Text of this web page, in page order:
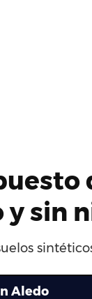
sin
Aledo